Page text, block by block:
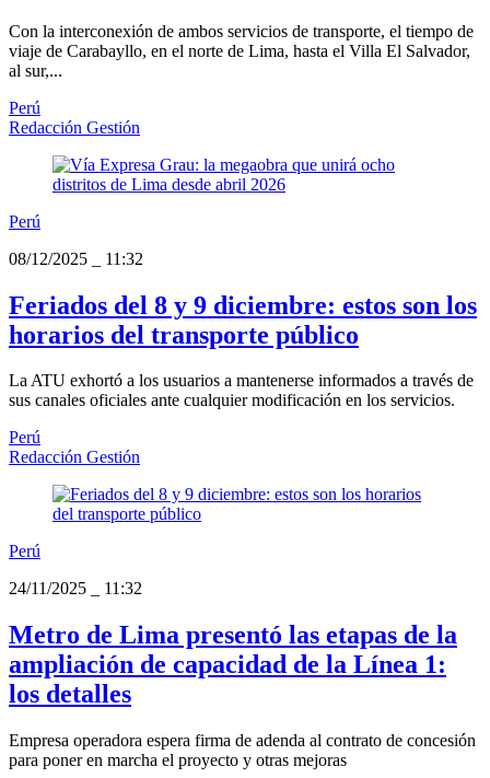
Con la interconexión de ambos servicios de transporte, el tiempo de
viaje de Carabayllo, en el norte de Lima, hasta el Villa El Salvador,
al sur,...
Perú
Redacción Gestión
Perú
08/12/2025
11:32
Feriados del 8 y 9 diciembre: estos son los
horarios del transporte público
La ATU exhortó a los usuarios a mantenerse informados a través de
sus canales oficiales ante cualquier modificación en los servicios.
Perú
Redacción Gestión
Perú
24/11/2025
11:32
Metro de Lima presentó las etapas de la
ampliación de capacidad de la Línea 1:
los detalles
Empresa operadora espera firma de adenda al contrato de concesión
para poner en marcha el proyecto y otras mejoras